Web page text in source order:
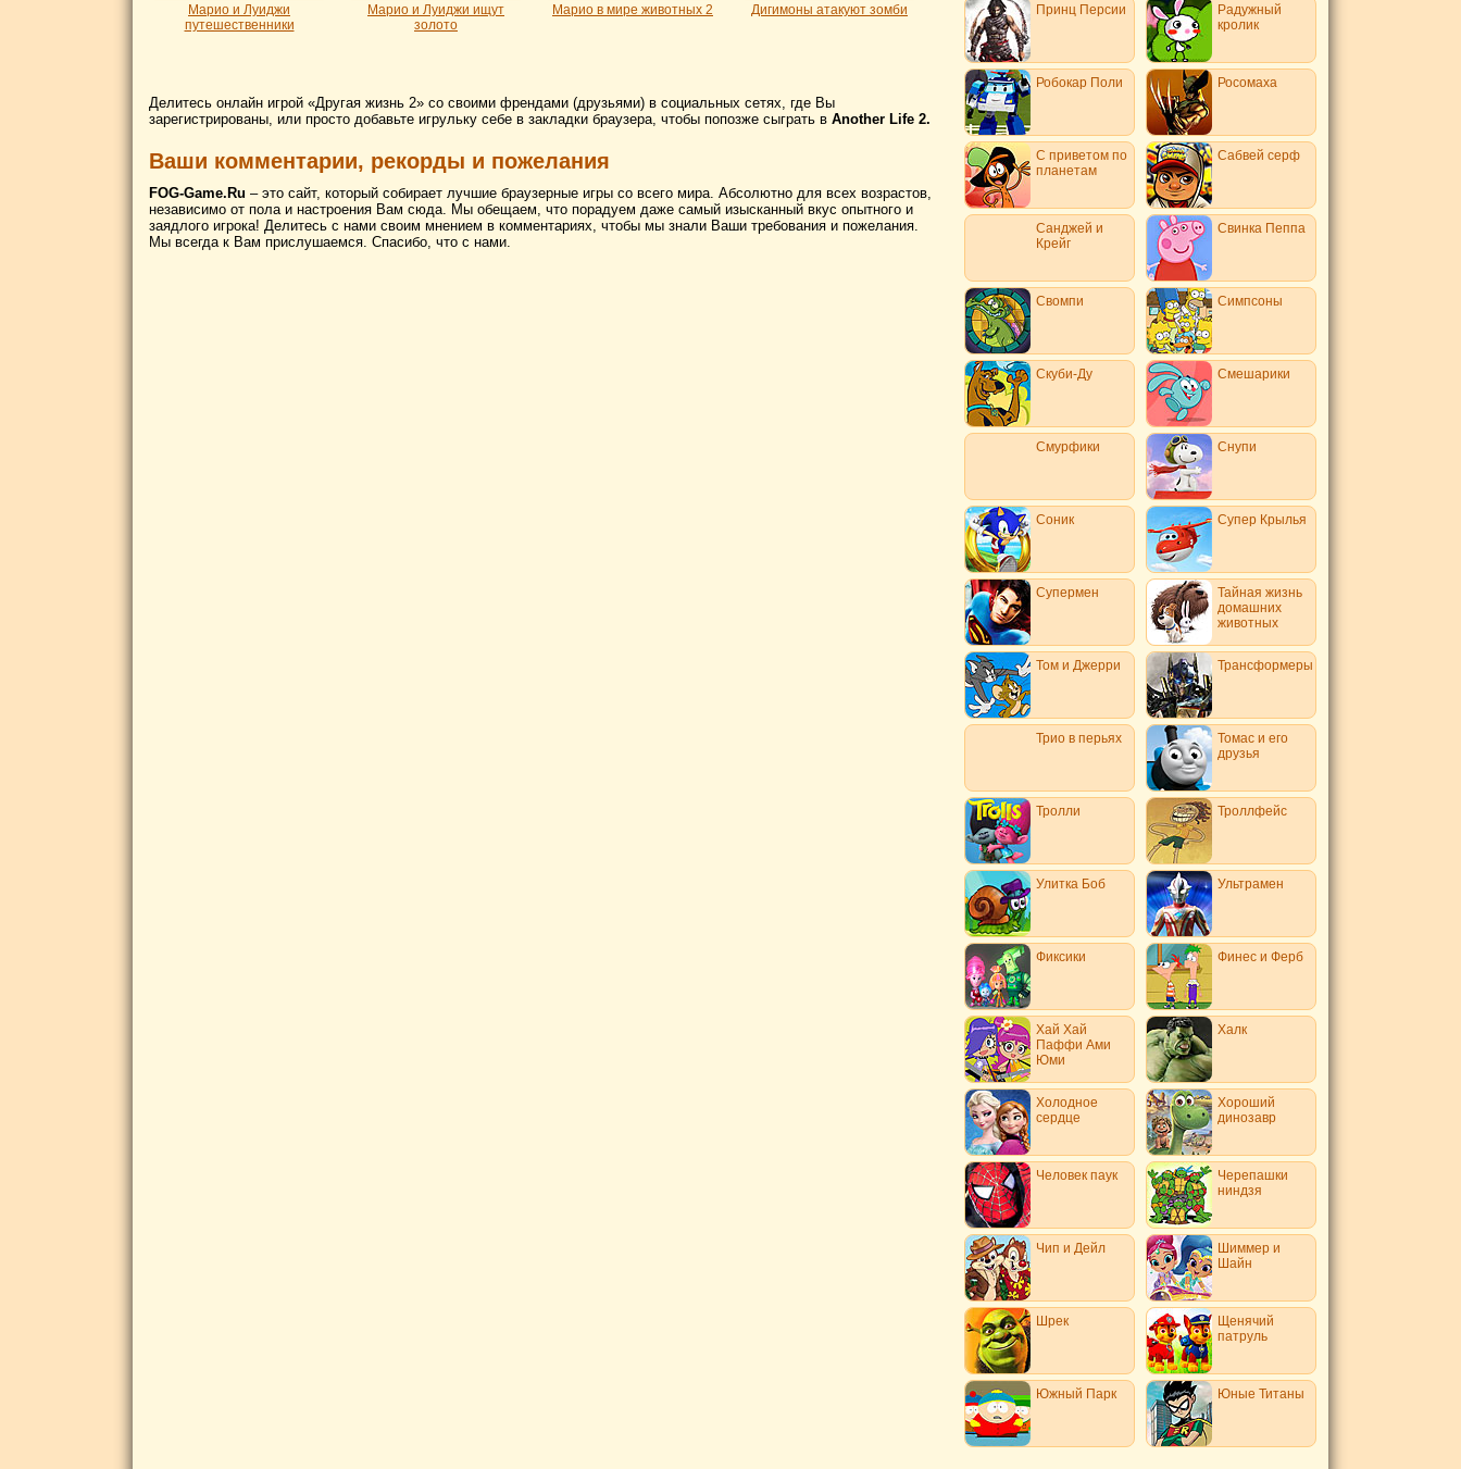
Марио и Луиджи
путешественники
Марио и Луиджи ищут
золото
Марио в мире животных 2 Дигимоны атакуют зомби
Делитесь онлайн игрой «Другая жизнь 2» со своими френдами (друзьями) в социальных сетях, где Вы
зарегистрированы, или просто добавьте игрульку себе в закладки браузера, чтобы попозже сыграть в Another Life 2.
Ваши комментарии, рекорды и пожелания
FOG-Game.Ru – это сайт, который собирает лучшие браузерные игры со всего мира. Абсолютно для всех возрастов,
независимо от пола и настроения Вам сюда. Мы обещаем, что порадуем даже самый изысканный вкус опытного и
заядлого игрока! Делитесь с нами своим мнением в комментариях, чтобы мы знали Ваши требования и пожелания.
Мы всегда к Вам прислушаемся. Спасибо, что с нами.
Принц Персии
Радужный
кролик
Робокар Поли Росомаха
С приветом по
планетам
Сабвей серф
Санджей и
Крейг
Свинка Пеппа
Свомпи Симпсоны
Скуби-Ду Смешарики
Смурфики Снупи
Соник Супер Крылья
Супермен
Тайная жизнь
домашних
животных
Том и Джерри Трансформеры
Трио в перьях
Томас и его
друзья
Тролли Троллфейс
Улитка Боб Ультрамен
Фиксики Финес и Ферб
Хай Хай
Паффи Ами
Юми
Халк
Холодное
сердце
Хороший
динозавр
Человек паук
Черепашки
ниндзя
Чип и Дейл
Шиммер и
Шайн
Шрек
Щенячий
патруль
Южный Парк Юные Титаны